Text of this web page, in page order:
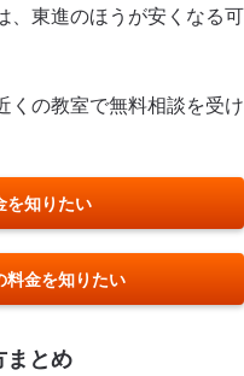
、東進のほうが安くなる可
くの教室で無料相談を受け
を知りたい
料金を知りたい
まとめ